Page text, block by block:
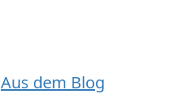
Aus dem Blog